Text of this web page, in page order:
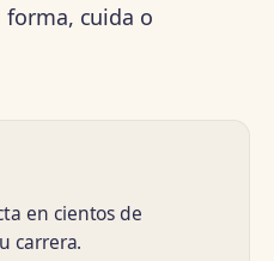
forma, cuida o
en cientos de
carrera.